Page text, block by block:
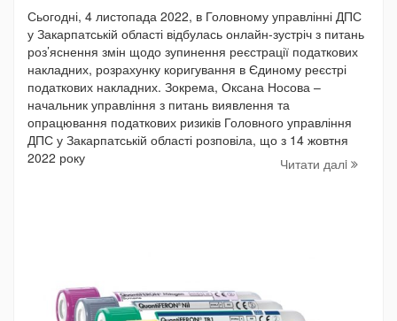
Сьогодні, 4 листопада 2022, в Головному управлінні ДПС
у Закарпатській області відбулась онлайн-зустріч з питань
роз’яснення змін щодо зупинення реєстрації податкових
накладних, розрахунку коригування в Єдиному реєстрі
податкових накладних. Зокрема, Оксана Носова –
начальник управління з питань виявлення та
опрацювання податкових ризиків Головного управління
ДПС у Закарпатській області розповіла, що з 14 жовтня
2022 року
Читати далi